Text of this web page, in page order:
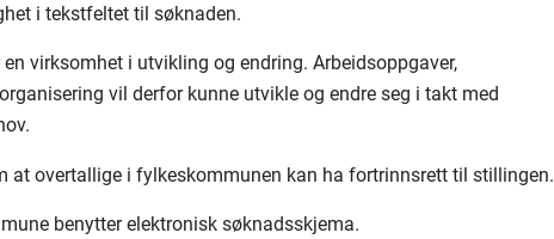
i tekstfeltet til søknaden.
virksomhet i utvikling og endring. Arbeidsoppgaver,
vil derfor kunne utvikle og endre seg i takt med
at overtallige i fylkeskommunen kan ha fortrinnsrett til stillingen.
benytter elektronisk søknadsskjema.